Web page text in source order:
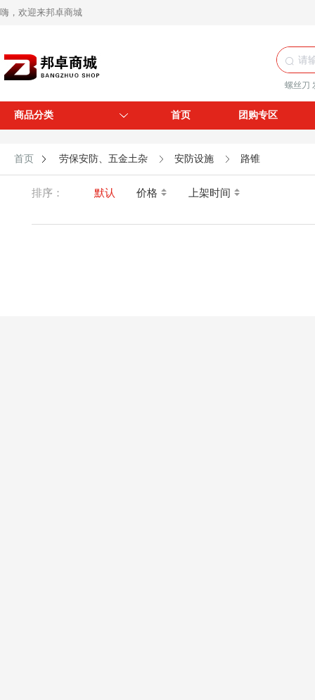
嗨，欢迎来邦卓商城
螺丝刀
商品分类 首页 团购专区
首页 劳保安防、五金土杂 安防设施 路锥
排序： 默认 价格 上架时间